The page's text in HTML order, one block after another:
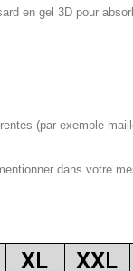
en gel 3D pour
(par exemple
dans votre